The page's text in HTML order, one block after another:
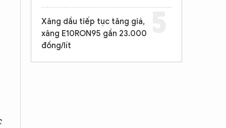
Xăng dầu tiếp tục tăng giá,
xăng E10RON95 gần 23.000
đồng/lít